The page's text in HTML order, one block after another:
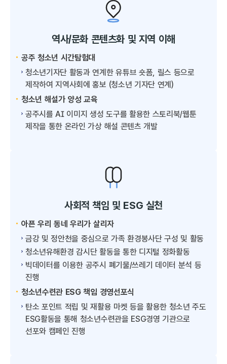
역사/문화 콘텐츠화 및 지역 이해
공주 청소년 시간탐험대
청소년기자단 활동과 연계한 유튜브 숏폼, 릴스 등으로
제작하여 지역사회에 홍보 (청소년 기자단 연계)
청소년 해설가 양성 교육
공주시를 AI 이미지 생성 도구를 활용한 스토리북/웹툰
제작을 통한 온라인 가상 해설 콘텐츠 개발
사회적 책임 및 ESG 실천
아픈 우리 동네 우리가 살리자
금강 및 정안천을 중심으로 가족 환경봉사단 구성 및 활동
청소년유해환경 감시단 활동을 통한 디지털 정화활동
빅데이터를 이용한 공주시 폐기물/쓰레기 데이터 분석 등
진행
청소년수련관 ESG 책임 경영선포식
탄소 포인트 적립 및 재활용 마켓 등을 활용한 청소년 주도
ESG활동을 통해 청소년수련관을 ESG경영 기관으로
선포와 캠페인 진행